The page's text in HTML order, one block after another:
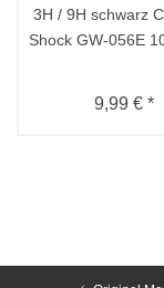
3H / 9H schwarz
Shock GW-056E
9,99 € *